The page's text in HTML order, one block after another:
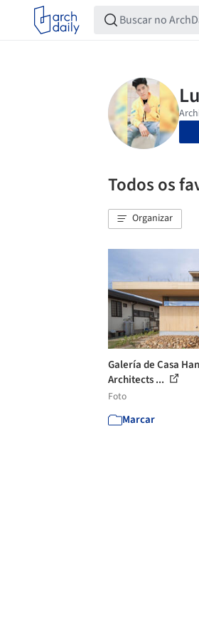
Todos os
Organizar
Galería de Casa
Architects ...
Foto
Marcar